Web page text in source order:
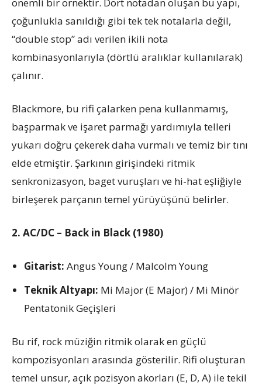
çoğunlukla sanıldığı gibi tek tek notalarla değil,
“double stop” adı verilen ikili nota
kombinasyonlarıyla (dörtlü aralıklar kullanılarak)
çalınır.
Blackmore, bu rifi çalarken pena kullanmamış,
başparmak ve işaret parmağı yardımıyla telleri
yukarı doğru çekerek daha vurmalı ve temiz bir tını
elde etmiştir. Şarkının girişindeki ritmik
senkronizasyon, baget vuruşları ve hi-hat eşliğiyle
birleşerek parçanın temel yürüyüşünü belirler.
2. AC/DC – Back in Black (1980)
Gitarist: Angus Young / Malcolm Young
Teknik Altyapı: Mi Major (E Major) / Mi Minör
Pentatonik Geçişleri
Bu rif, rock müziğin ritmik olarak en güçlü
kompozisyonları arasında gösterilir. Rifi oluşturan
temel unsur, açık pozisyon akorları (E, D, A) ile tekil